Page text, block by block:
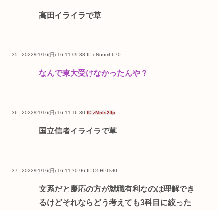
高田イライラで草
35 : 2022/01/16(日) 16:11:09.38 ID:eNoumL670
なんで東大受けなかったんや？
36 : 2022/01/16(日) 16:11:16.30 ID:zMnls2flp
国立信者イライラで草
37 : 2022/01/16(日) 16:11:20.96 ID:O5HP6lvf0
文系だと慶応の方が就職有利なのは理解でき
るけどそれならどう考えても3科目に絞った